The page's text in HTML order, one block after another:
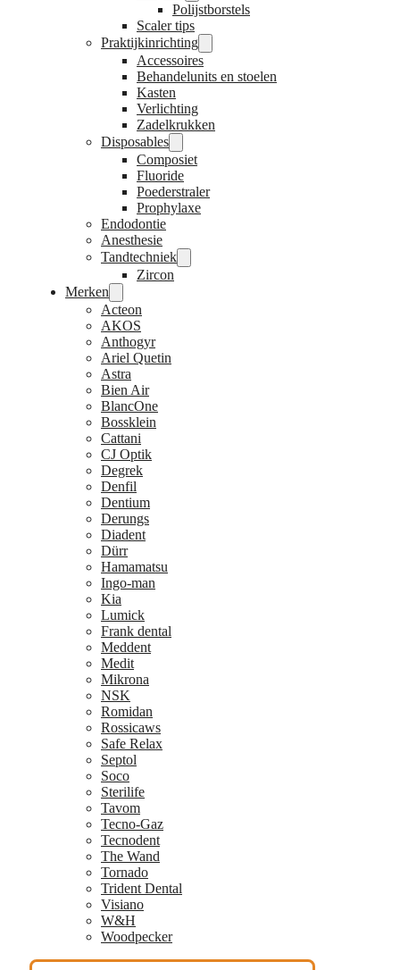
Polijstborstels
Scaler tips
Praktijkinrichting
Accessoires
Behandelunits en stoelen
Kasten
Verlichting
Zadelkrukken
Disposables
Composiet
Fluoride
Poederstraler
Prophylaxe
Endodontie
Anesthesie
Tandtechniek
Zircon
Merken
Acteon
AKOS
Anthogyr
Ariel Quetin
Astra
Bien Air
BlancOne
Bossklein
Cattani
CJ Optik
Degrek
Denfil
Dentium
Derungs
Diadent
Dürr
Hamamatsu
Ingo-man
Kia
Lumick
Frank dental
Meddent
Medit
Mikrona
NSK
Romidan
Rossicaws
Safe Relax
Septol
Soco
Sterilife
Tavom
Tecno-Gaz
Tecnodent
The Wand
Tornado
Trident Dental
Visiano
W&H
Woodpecker